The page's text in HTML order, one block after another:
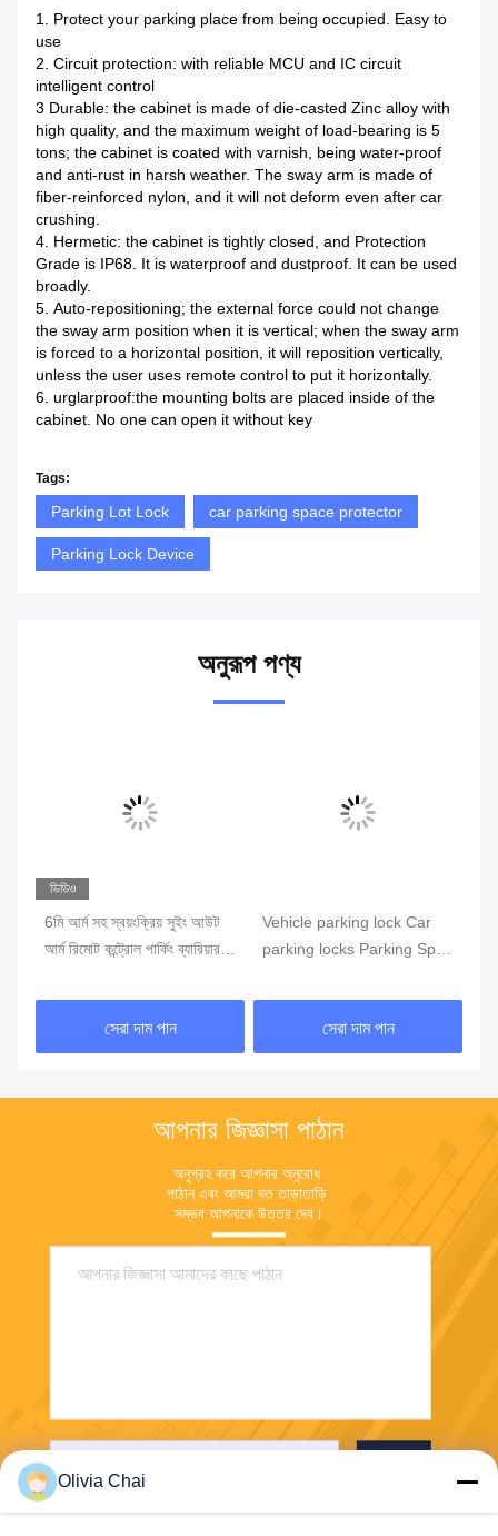
1. Protect your parking place from being occupied. Easy to
use
2. Circuit protection: with reliable MCU and IC circuit
intelligent control
3 Durable: the cabinet is made of die-casted Zinc alloy with
high quality, and the maximum weight of load-bearing is 5
tons; the cabinet is coated with varnish, being water-proof
and anti-rust in harsh weather. The sway arm is made of
fiber-reinforced nylon, and it will not deform even after car
crushing.
4. Hermetic: the cabinet is tightly closed, and Protection
Grade is IP68. It is waterproof and dustproof. It can be used
broadly.
5. Auto-repositioning; the external force could not change
the sway arm position when it is vertical; when the sway arm
is forced to a horizontal position, it will reposition vertically,
unless the user uses remote control to put it horizontally.
6. urglarproof:the mounting bolts are placed inside of the
cabinet. No one can open it without key
Tags:
Parking Lot Lock car parking space protector
Parking Lock Device
অনুরূপ পণ্য
ভিডিও
6মি আর্ম সহ স্বয়ংক্রিয় সুইং আউট
আর্ম রিমোট কন্ট্রোল পার্কিং ব্যারিয়ার
সেরা দাম পান
Vehicle parking lock Car
parking locks Parking Spot
সেরা দাম পান
আপনার জিজ্ঞাসা পাঠান
অনুগ্রহ করে আপনার অনুরোধ
পাঠান এবং আমরা যত তাড়াতাড়ি
সম্ভব আপনাকে উত্তর দেব।
Olivia Chai